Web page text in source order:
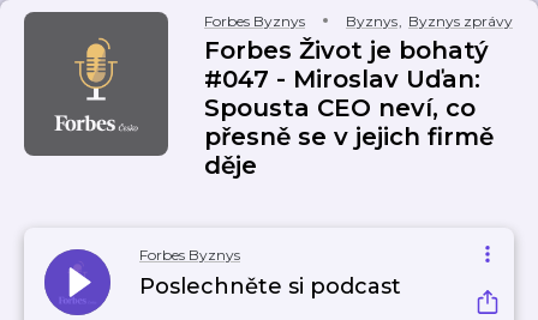
Forbes Byznys Byznys, Byznys zprávy
Forbes Život je bohatý
#047 - Miroslav Uďan:
Spousta CEO neví, co
přesně se v jejich firmě
děje
Forbes Byznys
Poslechněte si podcast